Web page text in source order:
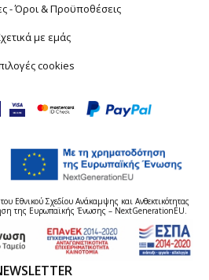
- Όροι & Προϋποθέσεις
με εμάς
cookies
Εθνικού Σχεδίου Ανάκαμψης και Ανθεκτικότητας
της Ευρωπαϊκής Ένωσης – NextGenerationEU.